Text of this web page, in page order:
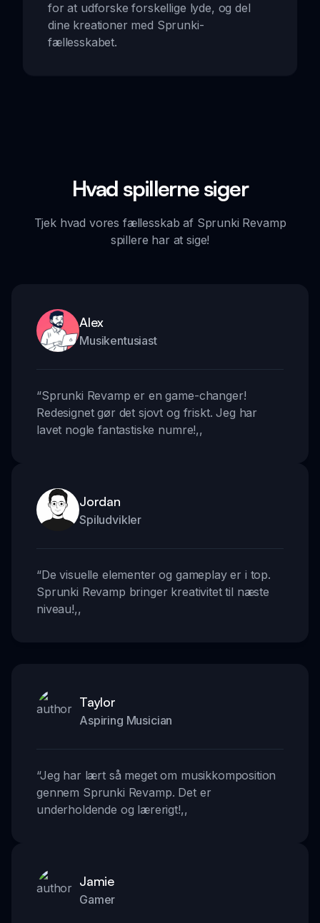
for at udforske forskellige lyde, og del
dine kreationer med Sprunki-
fællesskabet.
Hvad spillerne siger
Tjek hvad vores fællesskab af Sprunki Revamp
spillere har at sige!
Alex
Musikentusiast
“Sprunki Revamp er en game-changer!
Redesignet gør det sjovt og friskt. Jeg har
lavet nogle fantastiske numre!,,
Jordan
Spiludvikler
“De visuelle elementer og gameplay er i top.
Sprunki Revamp bringer kreativitet til næste
niveau!,,
Taylor
Aspiring Musician
“Jeg har lært så meget om musikkomposition
gennem Sprunki Revamp. Det er
underholdende og lærerigt!,,
Jamie
Gamer